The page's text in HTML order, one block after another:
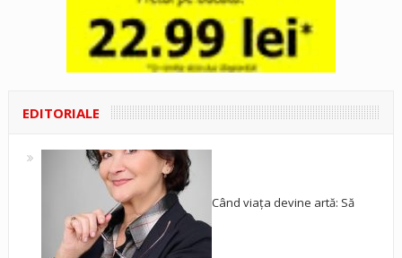
EDITORIALE
Când viața devine artă: Să